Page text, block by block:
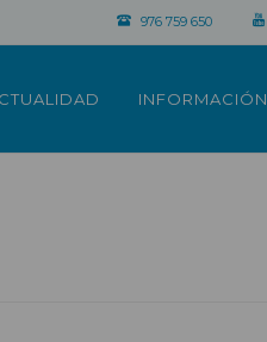
976 759 650
INFORMACIÓN